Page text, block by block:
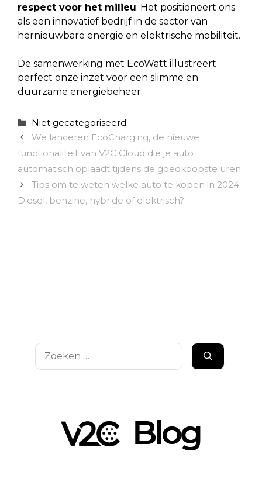
respect voor het milieu. Het positioneert ons
als een innovatief bedrijf in de sector van
hernieuwbare energie en elektrische mobiliteit.
De samenwerking met EcoWatt illustreert
perfect onze inzet voor een slimme en
duurzame energiebeheer.
Categorieën
Niet gecategoriseerd
We lanceren EcoCharging, de nieuwe
functionaliteit van V2C Cloud die je auto
automatisch oplaadt tijdens de goedkoopste uren.
Tips om te weten welke auto te kopen in 2024:
Diesel, benzine, hybride of elektrisch?
Zoek
naar: